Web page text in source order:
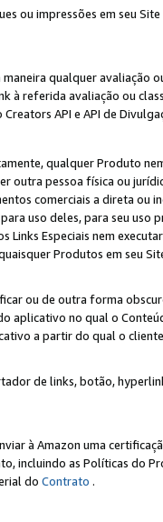
ou impressões em seu
qualquer avaliação
à referida avaliação ou
API e API de
qualquer Produto
outra pessoa física ou
comerciais a direta ou
uso deles, para seu
Especiais nem
Produtos em seu
ou de outra forma
aplicativo no qual o
a partir do qual o
de links, botão,
à Amazon uma
incluindo as Políticas do
do Contrato .